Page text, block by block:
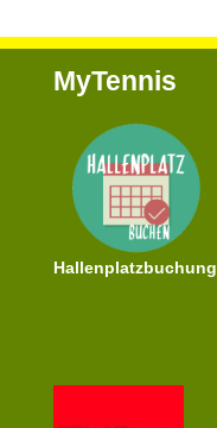
MyTennis
Hallenplatzbuchung